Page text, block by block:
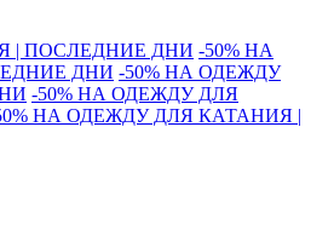
| ПОСЛЕДНИЕ ДНИ -50% НА
ДНИ -50% НА ОДЕЖДУ
-50% НА ОДЕЖДУ ДЛЯ
НА ОДЕЖДУ ДЛЯ КАТАНИЯ |